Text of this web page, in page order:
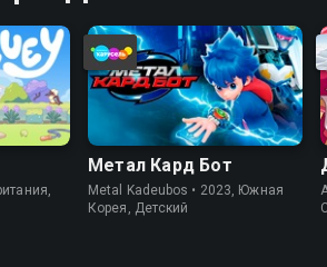
Метал Кард Бот
Metal Kadeubos • 2023, Южная
Корея, Детский